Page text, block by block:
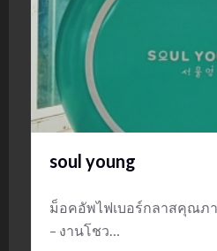
soul young
ม็อคอัพไฟเบอร์กลาสคุณภา
– งานโชว…